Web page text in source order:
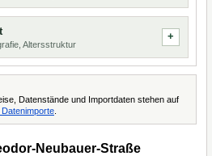
Altersstruktur
Datenstände und Importdaten stehen auf
Neubauer-Straße